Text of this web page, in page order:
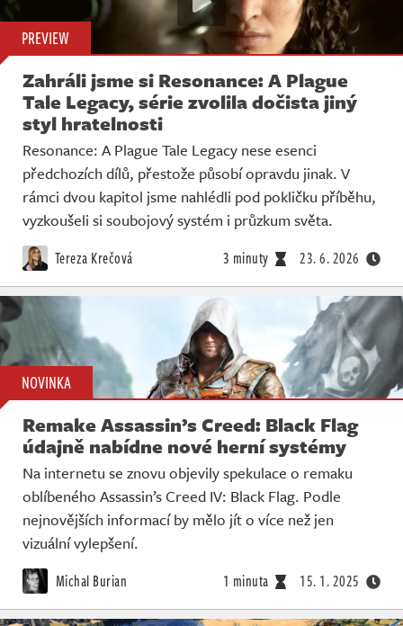
PREVIEW
Zahráli jsme si Resonance: A Plague
Tale Legacy, série zvolila dočista jiný
styl hratelnosti
Resonance: A Plague Tale Legacy nese esenci
předchozích dílů, přestože působí opravdu jinak. V
rámci dvou kapitol jsme nahlédli pod pokličku příběhu,
vyzkoušeli si soubojový systém i průzkum světa.
Tereza Krečová 3 minuty 23. 6. 2026
NOVINKA
Remake Assassin’s Creed: Black Flag
údajně nabídne nové herní systémy
Na internetu se znovu objevily spekulace o remaku
oblíbeného Assassin’s Creed IV: Black Flag. Podle
nejnovějších informací by mělo jít o více než jen
vizuální vylepšení.
Michal Burian 1 minuta 15. 1. 2025